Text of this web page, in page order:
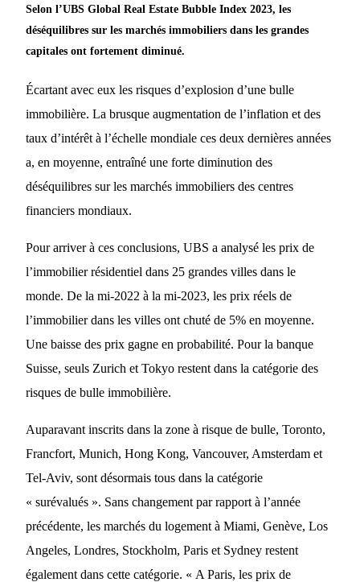
Selon l’UBS Global Real Estate Bubble Index 2023, les
déséquilibres sur les marchés immobiliers dans les grandes
capitales ont fortement diminué.
Écartant avec eux les risques d’explosion d’une bulle
immobilière. La brusque augmentation de l’inflation et des
taux d’intérêt à l’échelle mondiale ces deux dernières années
a, en moyenne, entraîné une forte diminution des
déséquilibres sur les marchés immobiliers des centres
financiers mondiaux.
Pour arriver à ces conclusions, UBS a analysé les prix de
l’immobilier résidentiel dans 25 grandes villes dans le
monde. De la mi-2022 à la mi-2023, les prix réels de
l’immobilier dans les villes ont chuté de 5% en moyenne.
Une baisse des prix gagne en probabilité. Pour la banque
Suisse, seuls Zurich et Tokyo restent dans la catégorie des
risques de bulle immobilière.
Auparavant inscrits dans la zone à risque de bulle, Toronto,
Francfort, Munich, Hong Kong, Vancouver, Amsterdam et
Tel-Aviv, sont désormais tous dans la catégorie
« surévalués ». Sans changement par rapport à l’année
précédente, les marchés du logement à Miami, Genève, Los
Angeles, Londres, Stockholm, Paris et Sydney restent
également dans cette catégorie. « A Paris, les prix de